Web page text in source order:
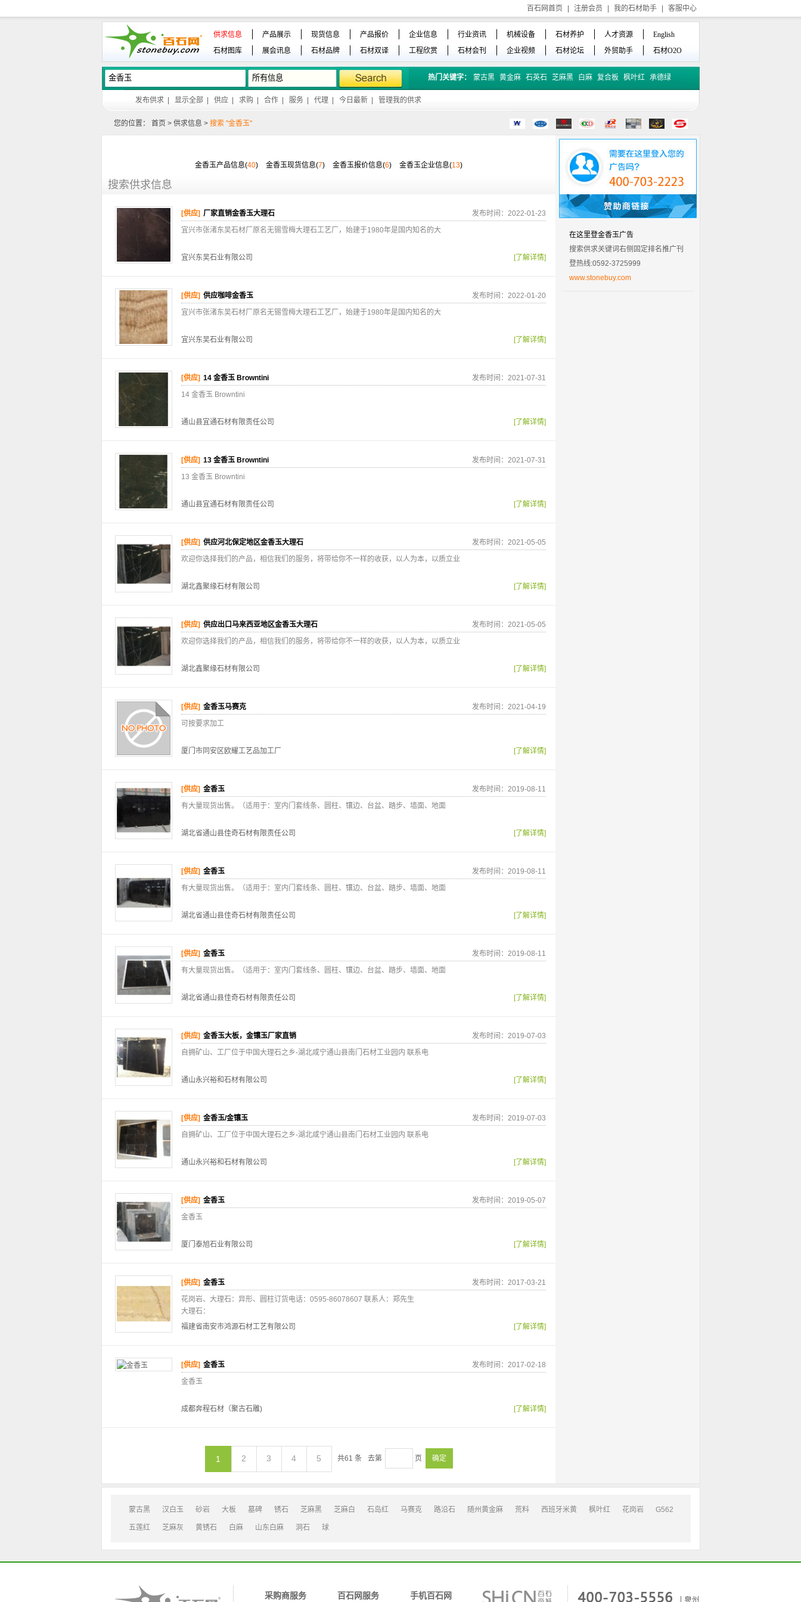
百石网首页 注册会员 我的石材助手 客服中心
供求信息 产品展示 现货信息 产品报价 企业信息 行业资讯 机械设备 石材养护 人才资源
English
石材图库
展会讯息 石材品牌 石材双译 工程欣赏 石材会刊 企业视频 石材论坛 外贸助手 石材O2O
热门关键字： 蒙古黑 黄金麻 石英石 芝麻黑 白麻 复合板 枫叶红 承德绿
发布供求 显示全部 供应 求购 合作 服务 代理 今日最新 管理我的供求
您的位置： 首页 > 供求信息 > 搜索 "金香玉"
金香玉产品信息(40) 金香玉现货信息(7) 金香玉报价信息(6) 金香玉企业信息(13)
搜索供求信息
[供应] 厂家直销金香玉大理石
发布时间：2022-01-23
宜兴市张渚东吴石材厂原名无锡雪梅大理石工艺厂，始建于1980年是国内知名的大
宜兴东吴石业有限公司 [了解详情]
[供应] 供应咖啡金香玉
发布时间：2022-01-20
宜兴市张渚东吴石材厂原名无锡雪梅大理石工艺厂，始建于1980年是国内知名的大
宜兴东吴石业有限公司 [了解详情]
[供应] 14 金香玉 Browntini
发布时间：2021-07-31
14 金香玉 Browntini
通山县宜通石材有限责任公司 [了解详情]
[供应] 13 金香玉 Browntini
发布时间：2021-07-31
13 金香玉 Browntini
通山县宜通石材有限责任公司 [了解详情]
[供应] 供应河北保定地区金香玉大理石
发布时间：2021-05-05
欢迎你选择我们的产品，相信我们的服务，将带给你不一样的收获，以人为本，以质立业
湖北鑫聚缘石材有限公司 [了解详情]
[供应] 供应出口马来西亚地区金香玉大理石
发布时间：2021-05-05
欢迎你选择我们的产品，相信我们的服务，将带给你不一样的收获，以人为本，以质立业
湖北鑫聚缘石材有限公司 [了解详情]
[供应] 金香玉马赛克
发布时间：2021-04-19
可按要求加工
厦门市同安区欧耀工艺品加工厂 [了解详情]
[供应] 金香玉
发布时间：2019-08-11
有大量现货出售。（适用于：室内门套线条、圆柱、镶边、台盆、踏步、墙面、地面
湖北省通山县佳奇石材有限责任公司 [了解详情]
[供应] 金香玉
发布时间：2019-08-11
有大量现货出售。（适用于：室内门套线条、圆柱、镶边、台盆、踏步、墙面、地面
湖北省通山县佳奇石材有限责任公司 [了解详情]
[供应] 金香玉
发布时间：2019-08-11
有大量现货出售。（适用于：室内门套线条、圆柱、镶边、台盆、踏步、墙面、地面
湖北省通山县佳奇石材有限责任公司 [了解详情]
[供应] 金香玉大板，金镶玉厂家直销
发布时间：2019-07-03
自拥矿山、工厂位于中国大理石之乡-湖北咸宁通山县南门石材工业园内 联系电
通山永兴裕和石材有限公司 [了解详情]
[供应] 金香玉/金镶玉
发布时间：2019-07-03
自拥矿山、工厂位于中国大理石之乡-湖北咸宁通山县南门石材工业园内 联系电
通山永兴裕和石材有限公司 [了解详情]
[供应] 金香玉
发布时间：2019-05-07
金香玉
厦门泰旭石业有限公司 [了解详情]
[供应] 金香玉
发布时间：2017-03-21
花岗岩、大理石：异形、圆柱订货电话：0595-86078607 联系人：郑先生
大理石：
福建省南安市鸿源石材工艺有限公司
[了解详情]
[供应] 金香玉
发布时间：2017-02-18
金香玉
成都奔程石材（聚古石雕) [了解详情]
1 2 3 4 5 共61 条 去第 页 确定
在这里登金香玉广告
搜索供求关键词右侧固定排名推广刊
登热线:0592-3725999
www.stonebuy.com
蒙古黑 汉白玉 砂岩 大板 墓碑 锈石 芝麻黑 芝麻白 石岛红 马赛克 路沿石 随州黄金麻 荒料 西班牙米黄 枫叶红 花岗岩 G562
五莲红 芝麻灰 黄锈石 白麻 山东白麻 洞石 球
采购商服务 百石网服务 手机百石网